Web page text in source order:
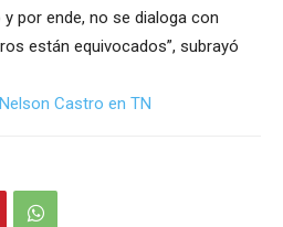
por ende, no se dialoga con
están equivocados”, subrayó
Castro en TN